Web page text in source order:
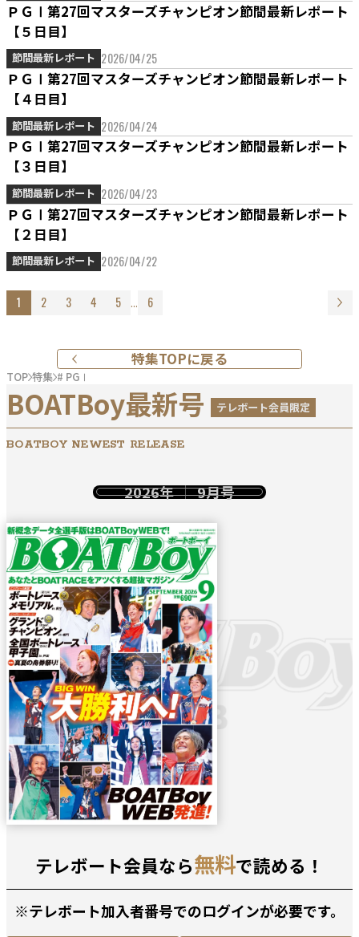
ＰＧⅠ第27回マスターズチャンピオン節間最新レポート
【５日目】
節間最新レポート 2026/04/25
ＰＧⅠ第27回マスターズチャンピオン節間最新レポート
【４日目】
節間最新レポート 2026/04/24
ＰＧⅠ第27回マスターズチャンピオン節間最新レポート
【３日目】
節間最新レポート 2026/04/23
ＰＧⅠ第27回マスターズチャンピオン節間最新レポート
【２日目】
節間最新レポート 2026/04/22
1 2 3 4 5 ... 6
特集TOPに戻る
TOP 特集 # PGⅠ
BOATBoy最新号 テレボート会員限定
BOATBOY NEWEST RELEASE
2026年 9月号
テレボート会員なら無料で読める！
※テレボート加入者番号でのログインが必要です。